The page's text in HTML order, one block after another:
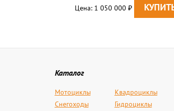
Цена: 1 050 000 ₽
Каталог
Мотоциклы
Квадроциклы
Снегоходы
Гидроциклы